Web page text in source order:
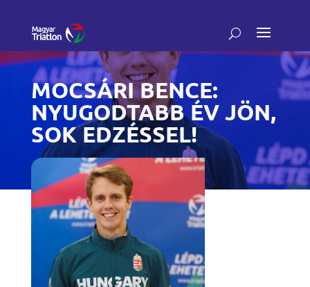
MOCSÁRI BENCE:
NYUGODTABB ÉV JÖN,
SOK EDZÉSSEL!